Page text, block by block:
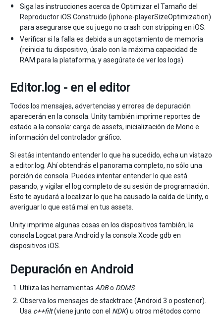
Siga las instrucciones acerca de Optimizar el Tamaño del
Reproductor iOS Construido (iphone-playerSizeOptimization)
para asegurarse que su juego no crash con stripping en iOS.
Verificar si la falla es debida a un agotamiento de memoria
(reinicia tu dispositivo, úsalo con la máxima capacidad de
RAM para la plataforma, y asegúrate de ver los logs)
Editor.log - en el editor
Todos los mensajes, advertencias y errores de depuración
aparecerán en la consola. Unity también imprime reportes de
estado a la consola: carga de assets, inicialización de Mono e
información del controlador gráfico.
Si estás intentando entender lo que ha sucedido, echa un vistazo
a editor.log. Ahí obtendrás el panorama completo, no sólo una
porción de consola. Puedes intentar entender lo que está
pasando, y vigilar el log completo de su sesión de programación.
Esto te ayudará a localizar lo que ha causado la caída de Unity, o
averiguar lo que está mal en tus assets.
Unity imprime algunas cosas en los dispositivos también; la
consola Logcat para Android y la consola Xcode gdb en
dispositivos iOS.
Depuración en Android
Utiliza las herramientas ADBo DDMS
Observa los mensajes de stacktrace (Android 3 o posterior).
Usa c++filt(viene junto con el NDK) u otros métodos como